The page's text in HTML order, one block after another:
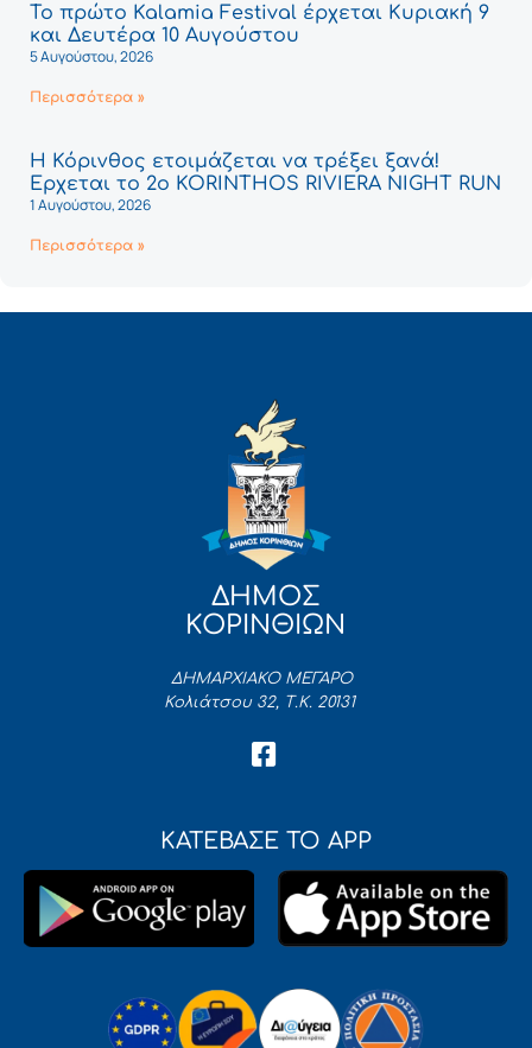
Το πρώτο Kalamia Festival έρχεται Κυριακή 9
και Δευτέρα 10 Αυγούστου
5 Αυγούστου, 2026
Περισσότερα »
Η Κόρινθος ετοιμάζεται να τρέξει ξανά!
Έρχεται το 2ο KORINTHOS RIVIERA NIGHT RUN
1 Αυγούστου, 2026
Περισσότερα »
ΔΗΜΟΣ
ΚΟΡΙΝΘΙΩΝ
ΔΗΜΑΡΧΙΑΚΟ ΜΕΓΑΡΟ
Κολιάτσου 32, Τ.Κ. 20131
ΚΑΤΕΒΑΣΕ ΤΟ APP